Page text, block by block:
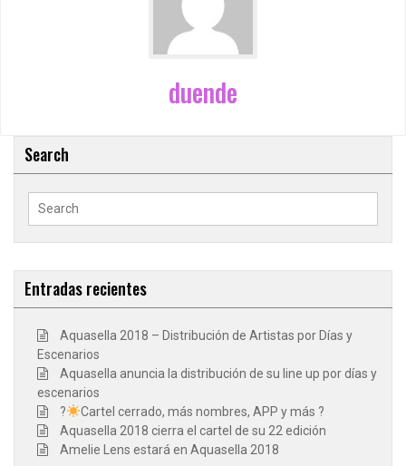
duende
Search
Search
Entradas recientes
Aquasella 2018 – Distribución de Artistas por Días y
Escenarios
Aquasella anuncia la distribución de su line up por días y
escenarios
?
Cartel cerrado, más nombres, APP y más ?
Aquasella 2018 cierra el cartel de su 22 edición
Amelie Lens estará en Aquasella 2018